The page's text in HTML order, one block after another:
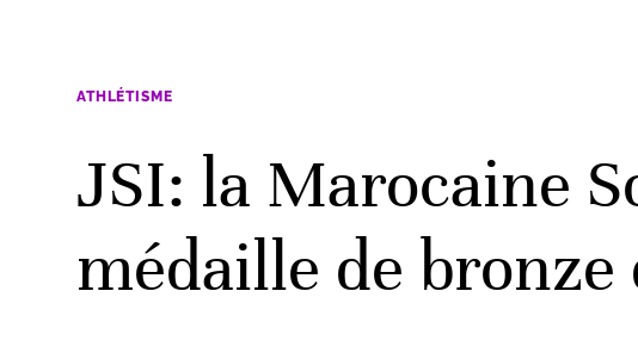
ATHLÉTISME
JSI: la Marocaine
médaille de